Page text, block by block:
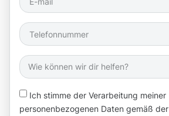
Ich stimme der Verarbeitung meiner
personenbezogenen Daten gemäß der